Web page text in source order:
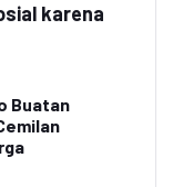
karena
Buatan